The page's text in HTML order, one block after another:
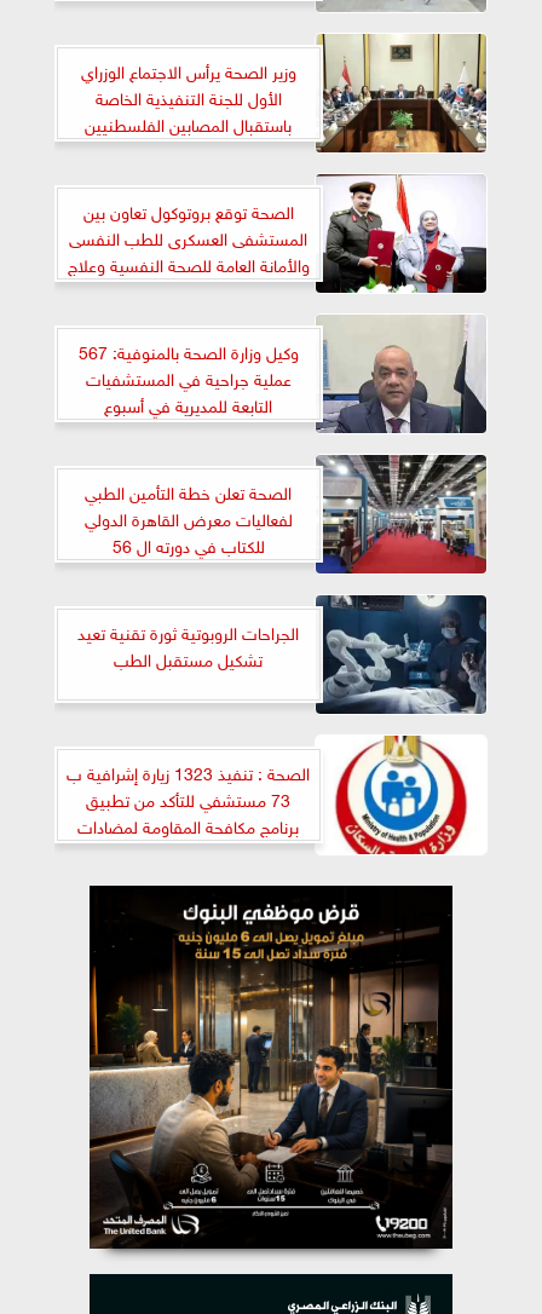
وزير الصحة يرأس الاجتماع الوزراي
الأول للجنة التنفيذية الخاصة
باستقبال المصابين الفلسطنيين
الصحة توقع بروتوكول تعاون بين
المستشفى العسكرى للطب النفسى
والأمانة العامة للصحة النفسية وعلاج
الإدمان
وكيل وزارة الصحة بالمنوفية: 567
عملية جراحية في المستشفيات
التابعة للمديرية في أسبوع
الصحة تعلن خطة التأمين الطبي
لفعاليات معرض القاهرة الدولي
للكتاب في دورته ال 56
الجراحات الروبوتية ثورة تقنية تعيد
تشكيل مستقبل الطب
الصحة : تنفيذ 1323 زيارة إشرافية ب
73 مستشفي للتأكد من تطبيق
برنامج مكافحة المقاومة لمضادات
الميكروبات خلال 2024